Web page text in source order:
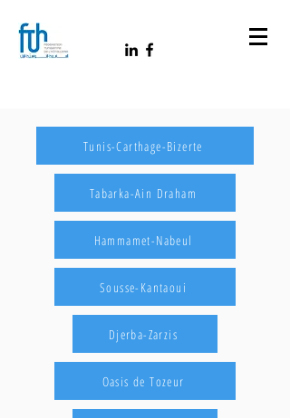
Tunis-Carthage-Bizerte
Tabarka-Ain Draham
Hammamet-Nabeul
Sousse-Kantaoui
Djerba-Zarzis
Oasis de Tozeur